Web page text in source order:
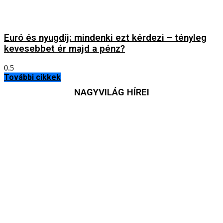
Euró és nyugdíj: mindenki ezt kérdezi – tényleg
kevesebbet ér majd a pénz?
További cikkek
NAGYVILÁG HÍREI